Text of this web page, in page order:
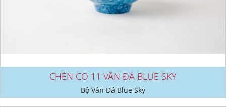
CHÉN CO 11 VÂN ĐÁ BLUE SKY
Bộ Vân Đá Blue Sky